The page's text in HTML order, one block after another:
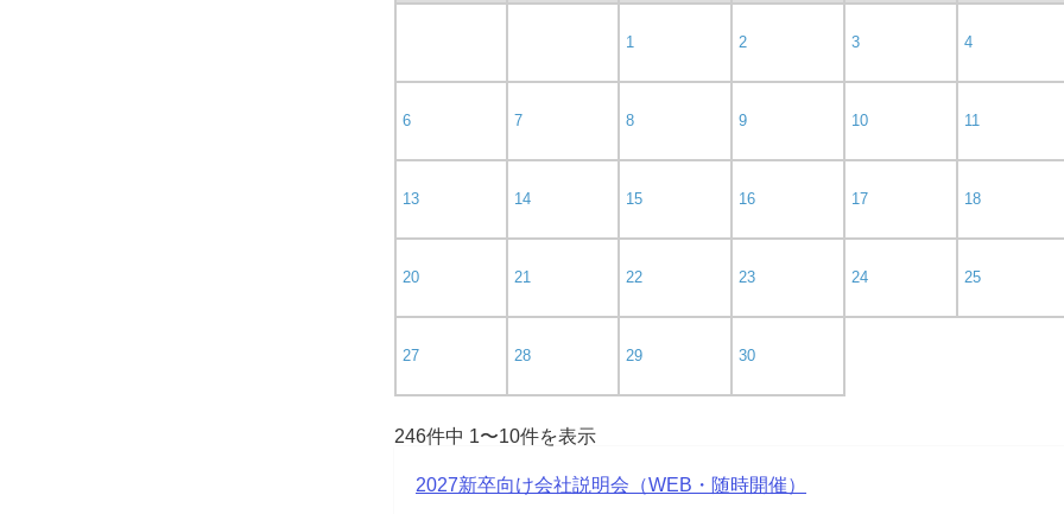
1 2 3 4
6 7 8 9 10 11
13 14 15 16 17 18
20 21 22 23 24 25
27 28 29 30
246件中 1〜10件を表示
2027新卒向け会社説明会（WEB・随時開催）